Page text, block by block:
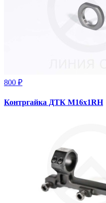
800 ₽
Контргайка ДТК M16х1RH